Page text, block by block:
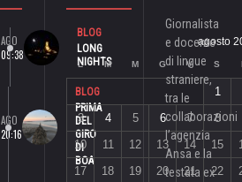
AGO
09:38
BLOG
LONG
NIGHTS
AGO
20:16
BLOG
PRIMA
DEL
GIRO
DI
BOA
agosto
L M M G V S
1
3
4 5 6 7 8
10
11 12 13 14 15
17
18 19 20 21 22
Giornalista
e docente
di lingue
straniere,
tra le
collaborazioni
l’agenzia
Ansa e la
testata ex